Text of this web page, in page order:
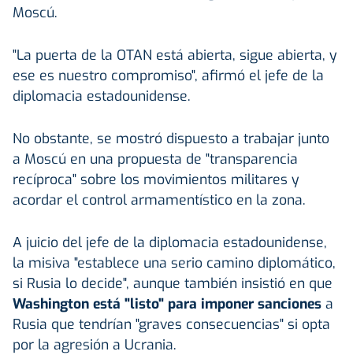
Moscú.
"La puerta de la OTAN está abierta, sigue abierta, y
ese es nuestro compromiso", afirmó el jefe de la
diplomacia estadounidense.
No obstante, se mostró dispuesto a trabajar junto
a Moscú en una propuesta de "transparencia
recíproca" sobre los movimientos militares y
acordar el control armamentístico en la zona.
A juicio del jefe de la diplomacia estadounidense,
la misiva "establece una serio camino diplomático,
si Rusia lo decide", aunque también insistió en que
Washington está "listo" para imponer sanciones a
Rusia que tendrían "graves consecuencias" si opta
por la agresión a Ucrania.